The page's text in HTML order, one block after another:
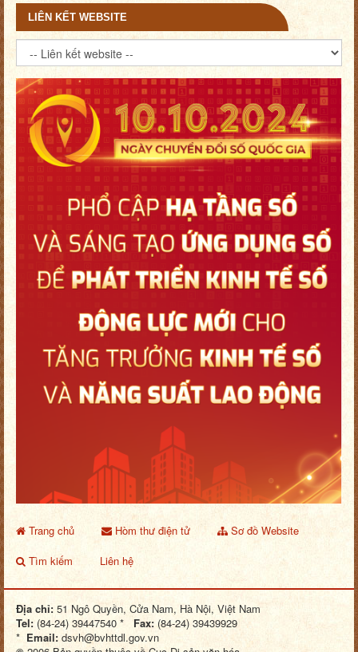
LIÊN KẾT WEBSITE
Trang chủ Hòm thư điện tử
Sơ đồ Website
Tìm kiếm
Liên hệ
Địa chỉ: 51 Ngô Quyền, Cửa Nam, Hà Nội, Việt Nam
Tel: (84-24) 39447540 * Fax:(84-24) 39439929
* Email: dsvh@bvhttdl.gov.vn